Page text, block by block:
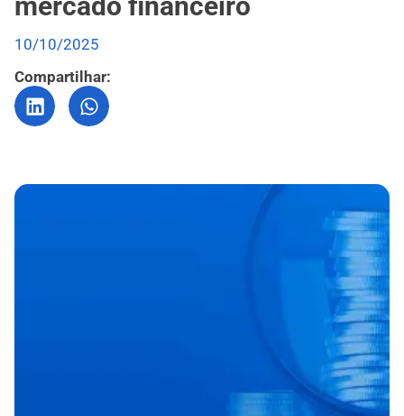
10/10/2025
Compartilhar: